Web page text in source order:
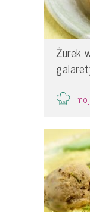
Żurek